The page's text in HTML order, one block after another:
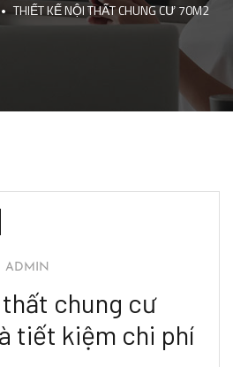
THIẾT KẾ NỘI THẤT CHUNG CƯ 70M2
ADMIN
chung cư
tiết kiệm chi phí